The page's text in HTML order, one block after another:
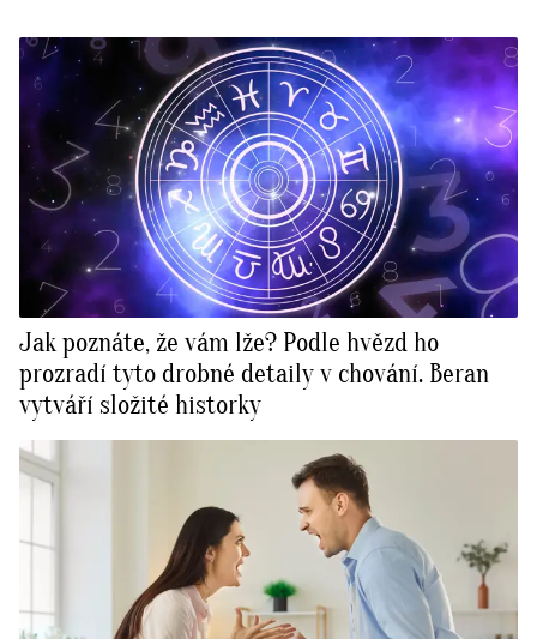
Jak poznáte, že vám lže? Podle hvězd ho
prozradí tyto drobné detaily v chování. Beran
vytváří složité historky